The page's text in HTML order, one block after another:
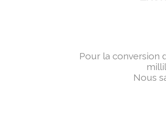
Pour la conversion
Nous